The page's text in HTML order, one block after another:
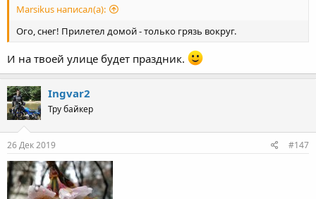
Marsikus написал(а):
Ого, снег! Прилетел домой - только грязь вокруг.
И на твоей улице будет праздник.
Ingvar2
Тру байкер
26 Дек 2019 #147